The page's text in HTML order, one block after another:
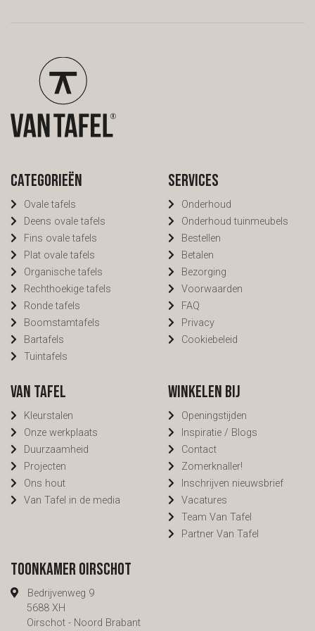
Categorieën
Ovale tafels
Deens ovale tafels
Fins ovale tafels
Plat ovale tafels
Organische tafels
Rechthoekige tafels
Ronde tafels
Boomstamtafels
Bartafels
Tuintafels
Services
Onderhoud
Onderhoud tuinmeubels
Bestellen
Betalen
Bezorging
Voorwaarden
FAQ
Privacy
Cookiebeleid
Van Tafel
Kleurstalen
Onze werkplaats
Duurzaamheid
Projecten
Ons hout
Van Tafel in de media
Winkelen bij
Openingstijden
Inspiratie / Blogs
Contact
Zomerknaller!
Inschrijven nieuwsbrief
Vacatures
Team Van Tafel
Partner Van Tafel
Toonkamer Oirschot
Bedrijvenweg 9
5688 XH
Oirschot - Noord Brabant